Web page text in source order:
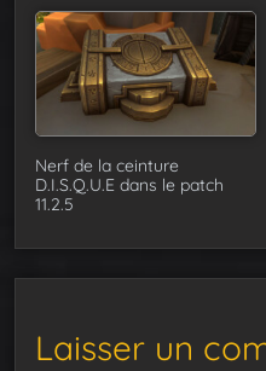
Nerf de la ceinture
D.I.S.Q.U.E dans le patch
11.2.5
Laisser un